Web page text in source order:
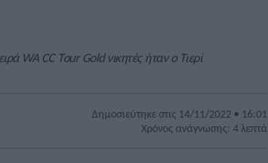
WA CC Tour Gold νικητές ήταν ο Τιερί
Δημοσιεύτηκε στις 14/11/2022 • 16:01
Χρόνος ανάγνωσης: 4 λεπτά